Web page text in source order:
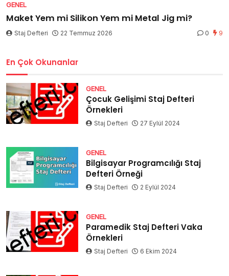
GENEL
Maket Yem mi Silikon Yem mi Metal Jig mi?
Staj Defteri 22 Temmuz 2026 0 9
En Çok Okunanlar
GENEL
Çocuk Gelişimi Staj Defteri
Örnekleri
Staj Defteri 27 Eylül 2024
GENEL
Bilgisayar Programcılığı Staj
Defteri Örneği
Staj Defteri 2 Eylül 2024
GENEL
Paramedik Staj Defteri Vaka
Örnekleri
Staj Defteri 6 Ekim 2024